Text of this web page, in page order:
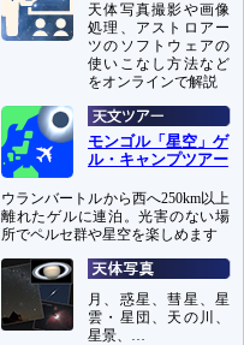
天体写真撮影や画像
処理、アストロアー
ツのソフトウェアの
使いこなし方法など
をオンラインで解説
モンゴル「星空」ゲ
ル・キャンプツアー
ウランバートルから西へ250km以上
離れたゲルに連泊。光害のない場
所でペルセ群や星空を楽しめます
月、惑星、彗星、星
雲・星団、天の川、
星景、…